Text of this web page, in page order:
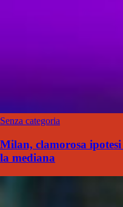
Senza categoria
Milan, clamorosa
la mediana